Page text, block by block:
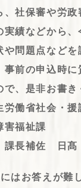
社保審や労政
実績などから
や問題点などを
事前の申込時に
、是非お書き
労働省社会
害福祉課
日髙 幸
はお答えが難